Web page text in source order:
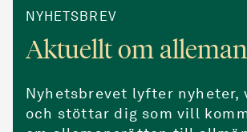
NYHETSBREV
Aktuellt om
Nyhetsbrevet lyfter nyheter,
och stöttar dig som vill